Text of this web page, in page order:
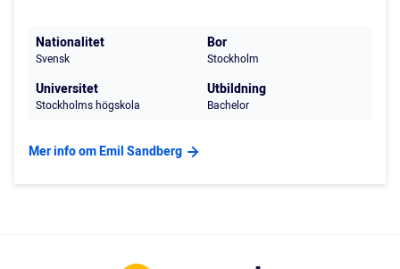
Nationalitet
Svensk
Bor
Stockholm
Universitet
Stockholms högskola
Utbildning
Bachelor
Mer info om Emil Sandberg